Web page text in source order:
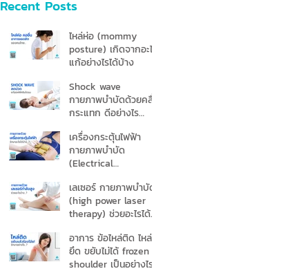
Recent Posts
ไหล่ห่อ (mommy
posture) เกิดจากอะไร
แก้อย่างไรได้บ้าง
Shock wave
กายภาพบำบัดด้วยคลื่น
กระแทก ดีอย่างไร
เครื่องกระตุ้นไฟฟ้า
กายภาพบำบัด
(Electrical
เลเซอร์ กายภาพบําบัด
(high power laser
therapy) ช่วยอะไรได้
อาการ ข้อไหล่ติด ไหล่
ยึด ขยับไม่ได้ frozen
shoulder เป็นอย่างไร